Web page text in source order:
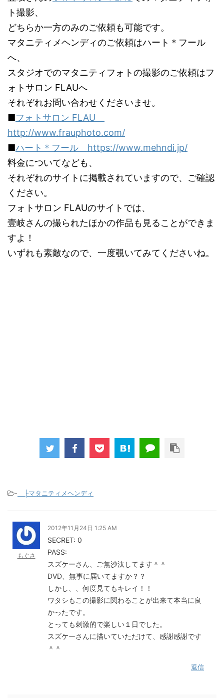
ト撮影、
どちらか一方のみのご依頼も可能です。
マタニティメヘンディのご依頼はハート＊フール
へ、
スタジオでのマタニティフォトの撮影のご依頼はフ
ォトサロン FLAUへ
それぞれお問い合わせくださいませ。
■フォトサロン FLAU
http://www.frauphoto.com/
■ハート＊フール https://www.mehndi.jp/
料金についてなども、
それぞれのサイトに掲載されていますので、ご確認
ください。
フォトサロン FLAUのサイトでは、
壹岐さんの撮られたほかの作品も見ることができま
すよ！
いずれも素敵なので、一度覗いてみてくださいね。
- ├マタニティメヘンディ
もぐさ
2012年11月24日 1:25 AM
SECRET: 0
PASS:
スズケーさん、ご無沙汰してます＾＾
DVD、無事に届いてますか？？
しかし、、何度見てもキレイ！！
ワタシもこの撮影に関わることが出来て本当に良
かったです。
とっても刺激的で楽しい１日でした。
スズケーさんに描いていただけて、感謝感謝です
＾＾
返信